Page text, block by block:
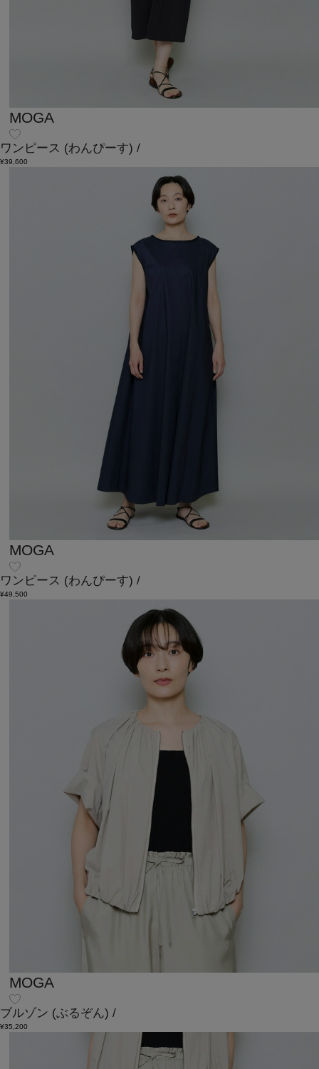
MOGA
ワンピース (わんぴーす) /
¥39,600
MOGA
ワンピース (わんぴーす) /
¥49,500
MOGA
ブルゾン (ぶるぞん) /
¥35,200